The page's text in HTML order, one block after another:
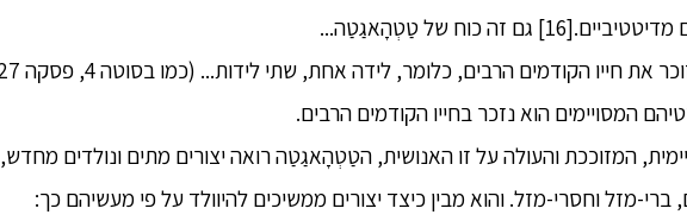
המסויימים הוא נזכר בחייו הקודמים הרבים.
המזוככת והעולה על זו האנושית, הטַטְהָאגַטַה רואה יצורים מתים ונולדים מחדש,
ברי-מזל וחסרי-מזל. והוא מבין כיצד יצורים ממשיכים להיוולד על פי מעשיהם כך: